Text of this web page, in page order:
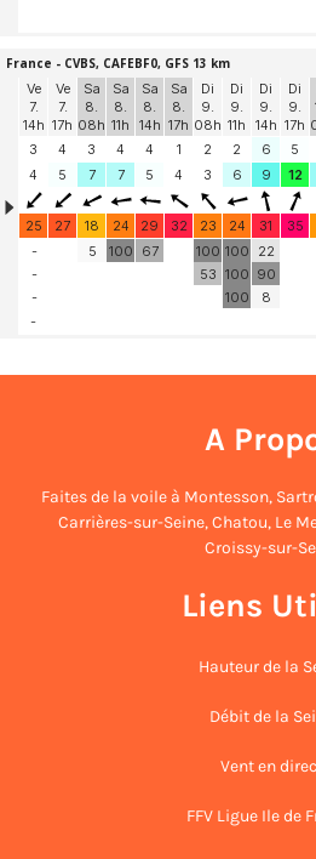
A
Faites de la voile à Montesson,
Carrières-sur-Seine,Chatou, Le
Croissy-sur-
Liens
Hauteur de la
Débit de la
Vent en
FFV Ligue Ile de